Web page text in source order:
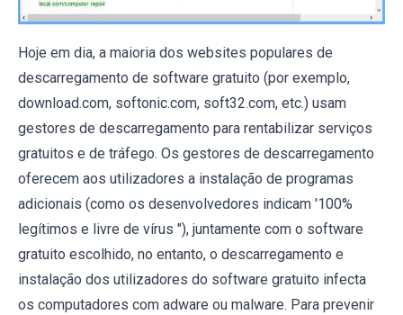
Hoje em dia, a maioria dos websites populares de
descarregamento de software gratuito (por exemplo,
download.com, softonic.com, soft32.com, etc.) usam
gestores de descarregamento para rentabilizar serviços
gratuitos e de tráfego. Os gestores de descarregamento
oferecem aos utilizadores a instalação de programas
adicionais (como os desenvolvedores indicam '100%
legítimos e livre de vírus "), juntamente com o software
gratuito escolhido, no entanto, o descarregamento e
instalação dos utilizadores do software gratuito infecta
os computadores com adware ou malware. Para prevenir